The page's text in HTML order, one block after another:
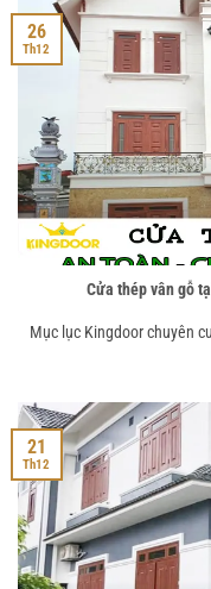
Cửa thép vân gỗ
Mục lục Kingdoor chuyên
26
Th12
21
Th12